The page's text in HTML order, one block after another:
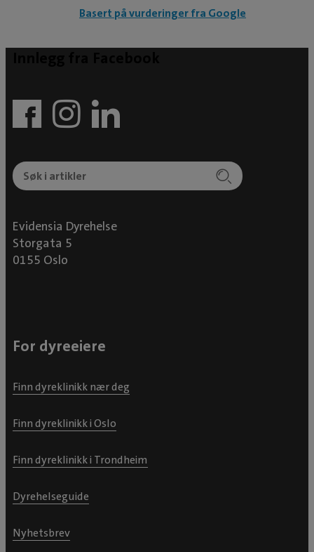
Basert på vurderinger fra Google
Evidensia Dyrehelse
Storgata 5
0155 Oslo
For dyreeiere
Finn dyreklinikk nær deg
Finn dyreklinikk i Oslo
Finn dyreklinikk i Trondheim
Dyrehelseguide
Nyhetsbrev